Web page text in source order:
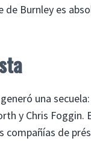
Burnley es
una secuela:
y Chris Foggin.
de